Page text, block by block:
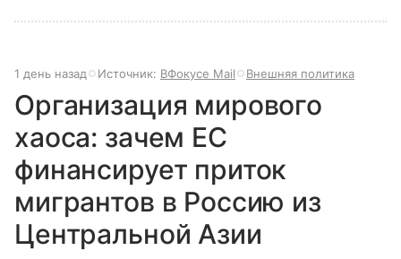
1 день назад Источник: ВФокусе Mail Внешняя политика
Организация мирового
хаоса: зачем ЕС
финансирует приток
мигрантов в Россию из
Центральной Азии